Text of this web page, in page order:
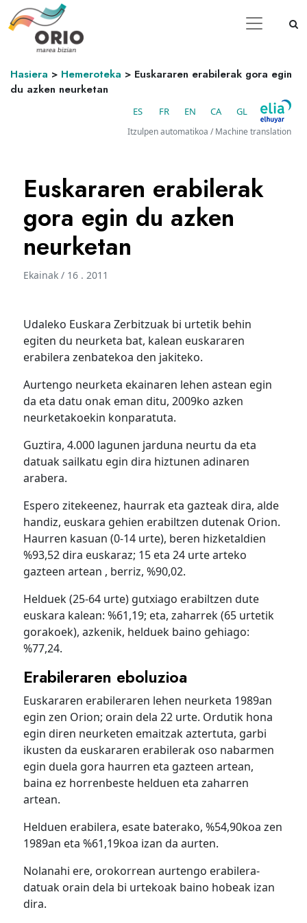
Hasiera > Hemeroteka > Euskararen erabilerak gora egin
du azken neurketan
ES FR EN CA GL
Itzulpen automatikoa / Machine translation
Euskararen erabilerak
gora egin du azken
neurketan
Ekainak / 16 . 2011
Udaleko Euskara Zerbitzuak bi urtetik behin
egiten du neurketa bat, kalean euskararen
erabilera zenbatekoa den jakiteko.
Aurtengo neurketa ekainaren lehen astean egin
da eta datu onak eman ditu, 2009ko azken
neurketakoekin konparatuta.
Guztira, 4.000 lagunen jarduna neurtu da eta
datuak sailkatu egin dira hiztunen adinaren
arabera.
Espero zitekeenez, haurrak eta gazteak dira, alde
handiz, euskara gehien erabiltzen dutenak Orion.
Haurren kasuan (0-14 urte), beren hizketaldien
%93,52 dira euskaraz; 15 eta 24 urte arteko
gazteen artean , berriz, %90,02.
Helduek (25-64 urte) gutxiago erabiltzen dute
euskara kalean: %61,19; eta, zaharrek (65 urtetik
gorakoek), azkenik, helduek baino gehiago:
%77,24.
Erabileraren eboluzioa
Euskararen erabileraren lehen neurketa 1989an
egin zen Orion; orain dela 22 urte. Ordutik hona
egin diren neurketen emaitzak aztertuta, garbi
ikusten da euskararen erabilerak oso nabarmen
egin duela gora haurren eta gazteen artean,
baina ez horrenbeste helduen eta zaharren
artean.
Helduen erabilera, esate baterako, %54,90koa zen
1989an eta %61,19koa izan da aurten.
Nolanahi ere, orokorrean aurtengo erabilera-
datuak orain dela bi urtekoak baino hobeak izan
dira.